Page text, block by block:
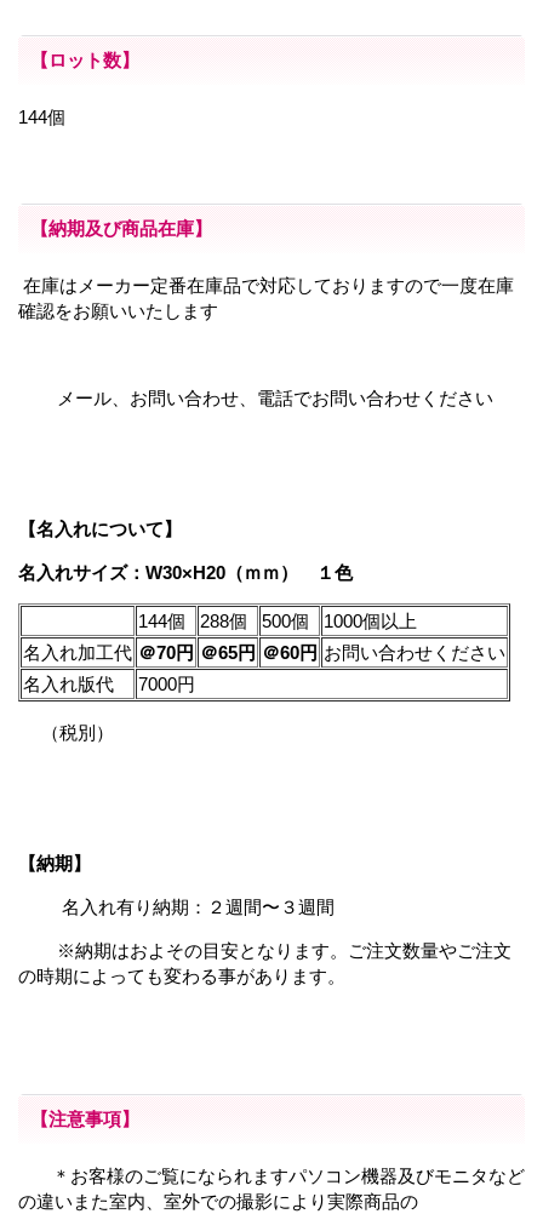
【ロット数】
144個
【納期及び商品在庫】
在庫はメーカー定番在庫品で対応しておりますので一度在庫
確認をお願いいたします
メール、お問い合わせ、電話でお問い合わせください
【名入れについて】
名入れサイズ：W30×H20（ｍｍ） １色
144個 288個 500個
1000個以上
名入れ加工代 ＠70円 ＠65円 ＠60円 お問い合わせください
名入れ版代
7000円
（税別）
【納期】
名入れ有り納期：２週間〜３週間
※納期はおよその目安となります。ご注文数量やご注文
の時期によっても変わる事があります。
【注意事項】
＊お客様のご覧になられますパソコン機器及びモニタなど
の違いまた室内、室外での撮影により実際商品の